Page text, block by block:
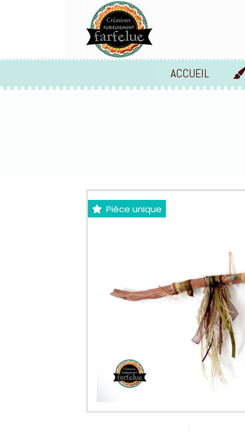
ACCUEIL
Pièce unique
Panneau de gestion des cookies